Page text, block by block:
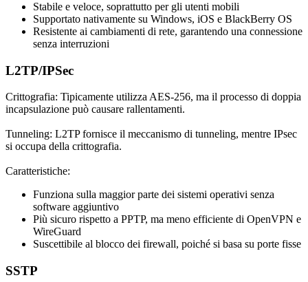
Stabile e veloce, soprattutto per gli utenti mobili
Supportato nativamente su Windows, iOS e BlackBerry OS
Resistente ai cambiamenti di rete, garantendo una connessione
senza interruzioni
L2TP/IPSec
Crittografia: Tipicamente utilizza AES-256, ma il processo di doppia
incapsulazione può causare rallentamenti.
Tunneling: L2TP fornisce il meccanismo di tunneling, mentre IPsec
si occupa della crittografia.
Caratteristiche:
Funziona sulla maggior parte dei sistemi operativi senza
software aggiuntivo
Più sicuro rispetto a PPTP, ma meno efficiente di OpenVPN e
WireGuard
Suscettibile al blocco dei firewall, poiché si basa su porte fisse
SSTP